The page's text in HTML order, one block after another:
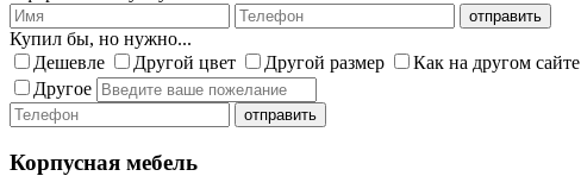
Купил бы, но нужно...
Дешевле
Другой цвет Другой размер
Как на другом сайте
Другое
Корпусная мебель